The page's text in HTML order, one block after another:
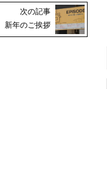
次の記事
新年のご挨拶